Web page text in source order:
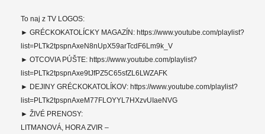
To naj z TV LOGOS:
► GRÉCKOKATOLÍCKY MAGAZÍN: https://www.youtube.com/playlist?
list=PLTk2tpspnAxeN8nUpX59arTcdF6Lm9k_V
► OTCOVIA PÚŠTE: https://www.youtube.com/playlist?
list=PLTk2tpspnAxe9tJfPZ5C65sfZL6LWZAFK
► DEJINY GRÉCKOKATOLÍKOV: https://www.youtube.com/playlist?
list=PLTk2tpspnAxeM77FLOYYL7HXzvUIaeNVG
► ŽIVÉ PRENOSY:
LITMANOVÁ, HORA ZVIR –